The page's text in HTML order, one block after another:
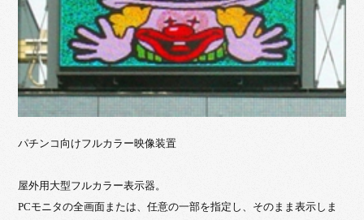
パチンコ向けフルカラー映像装置
屋外用大型フルカラー表示器。
PCモニタの全画面または、任意の一部を指定し、そのまま表示しま